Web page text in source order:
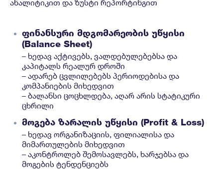
ანალიტიკით და ზუსტი რეპორტინგით
ფინანსური მდგომარეობის უწყისი
(Balance Sheet)
– ხედავ აქტივებს, ვალდებულებებსა და
კაპიტალს რეალურ დროში
– ადარებ ცვლილებებს პერიოდებისა და
კომპანიების მიხედვით
– ბალანსი ცოცხლდება, აღარ არის სტატიკური
ცხრილი
მოგება ზარალის უწყისი (Profit & Loss)
– ხედავ ორგანიზაციის, ფილიალისა და
მიმართულების მიხედვით
– აკონტროლებ შემოსავლებს, ხარჯებსა და
მოგების ტენდენციებს